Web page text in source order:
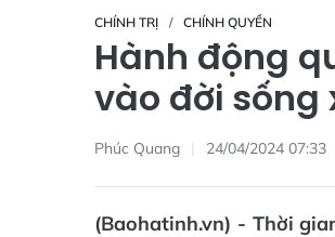
CHÍNH TRỊ CHÍNH QUYỀN
Hành động
vào đời sống
Phúc Quang 24/04/2024 07:33
(Baohatinh.vn) - Thời